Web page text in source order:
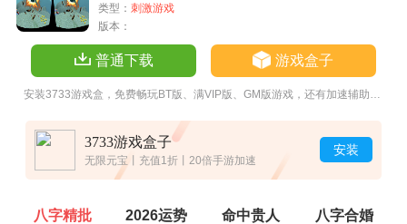
类型： 刺激游戏
版本：
普通下载 游戏盒子
3733游戏盒子
无限元宝丨充值1折丨20倍手游加速
安装
八字精批 2026运势 命中贵人 八字合婚